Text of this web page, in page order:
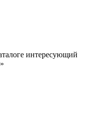
интересующий